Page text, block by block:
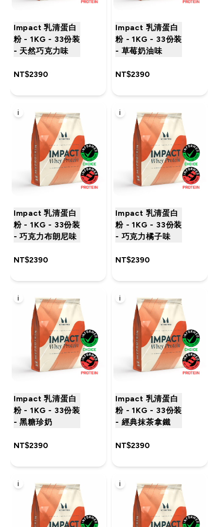
Impact 乳清蛋白
粉 - 1KG - 33份装
- 天然巧克力味
NT$2390‎
Impact 乳清蛋白
粉 - 1KG - 33份装
- 草莓奶油味
NT$2390‎
i
Impact 乳清蛋白
粉 - 1KG - 33份装
- 巧克力布朗尼味
NT$2390‎
i
Impact 乳清蛋白
粉 - 1KG - 33份装
- 巧克力橘子味
NT$2390‎
i
Impact 乳清蛋白
粉 - 1KG - 33份装
- 黑糖珍奶
NT$2390‎
i
Impact 乳清蛋白
粉 - 1KG - 33份装
- 經典抹茶拿鐵
NT$2390‎
i i